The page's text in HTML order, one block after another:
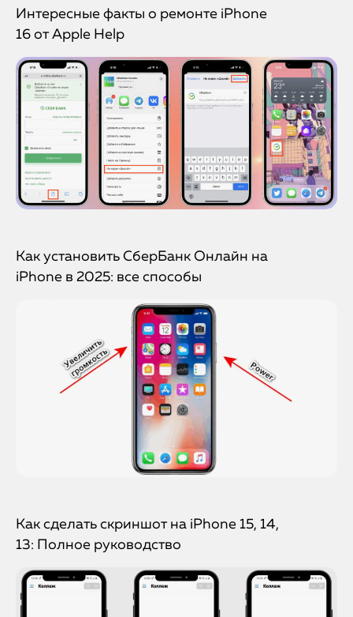
Watch
iPad
Интересные факты о ремонте iPhone
16 от Apple Help
Как установить СберБанк Онлайн на
iPhone в 2025: все способы
Как сделать скриншот на iPhone 15, 14,
13: Полное руководство